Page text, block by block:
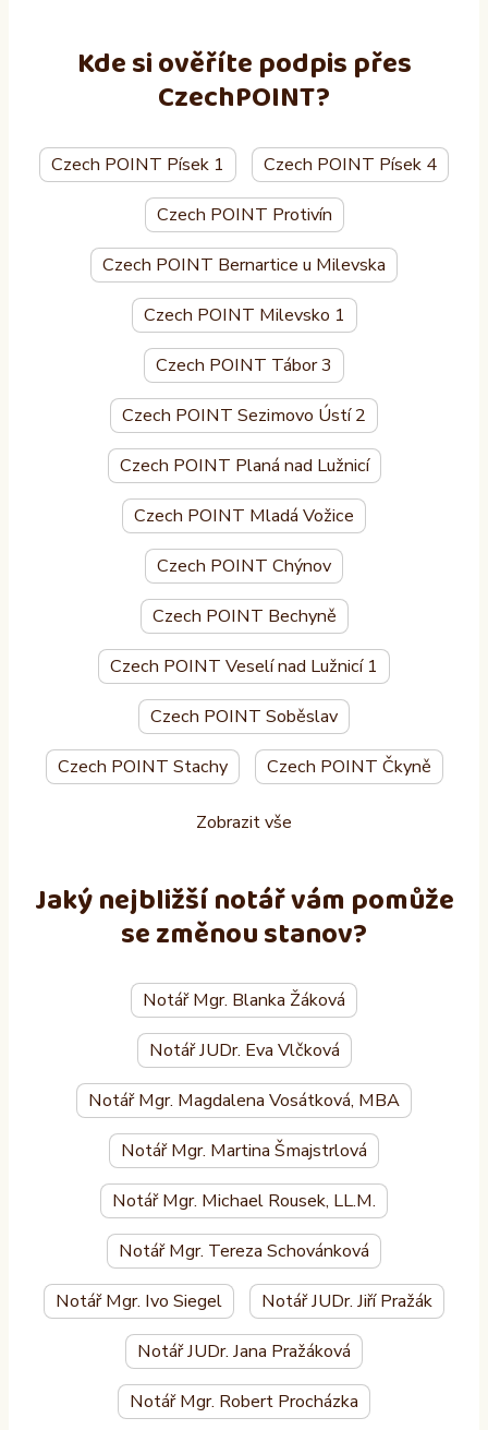
Kde si ověříte podpis přes
CzechPOINT?
Czech POINT Písek 1 Czech POINT Písek 4
Czech POINT Protivín
Czech POINT Bernartice u Milevska
Czech POINT Milevsko 1
Czech POINT Tábor 3
Czech POINT Sezimovo Ústí 2
Czech POINT Planá nad Lužnicí
Czech POINT Mladá Vožice
Czech POINT Chýnov
Czech POINT Bechyně
Czech POINT Veselí nad Lužnicí 1
Czech POINT Soběslav
Czech POINT Stachy Czech POINT Čkyně
Zobrazit vše
Jaký nejbližší notář vám pomůže
se změnou stanov?
Notář Mgr. Blanka Žáková
Notář JUDr. Eva Vlčková
Notář Mgr. Magdalena Vosátková, MBA
Notář Mgr. Martina Šmajstrlová
Notář Mgr. Michael Rousek, LL.M.
Notář Mgr. Tereza Schovánková
Notář Mgr. Ivo Siegel Notář JUDr. Jiří Pražák
Notář JUDr. Jana Pražáková
Notář Mgr. Robert Procházka